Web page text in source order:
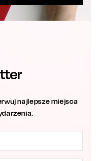
najlepsze miejsca